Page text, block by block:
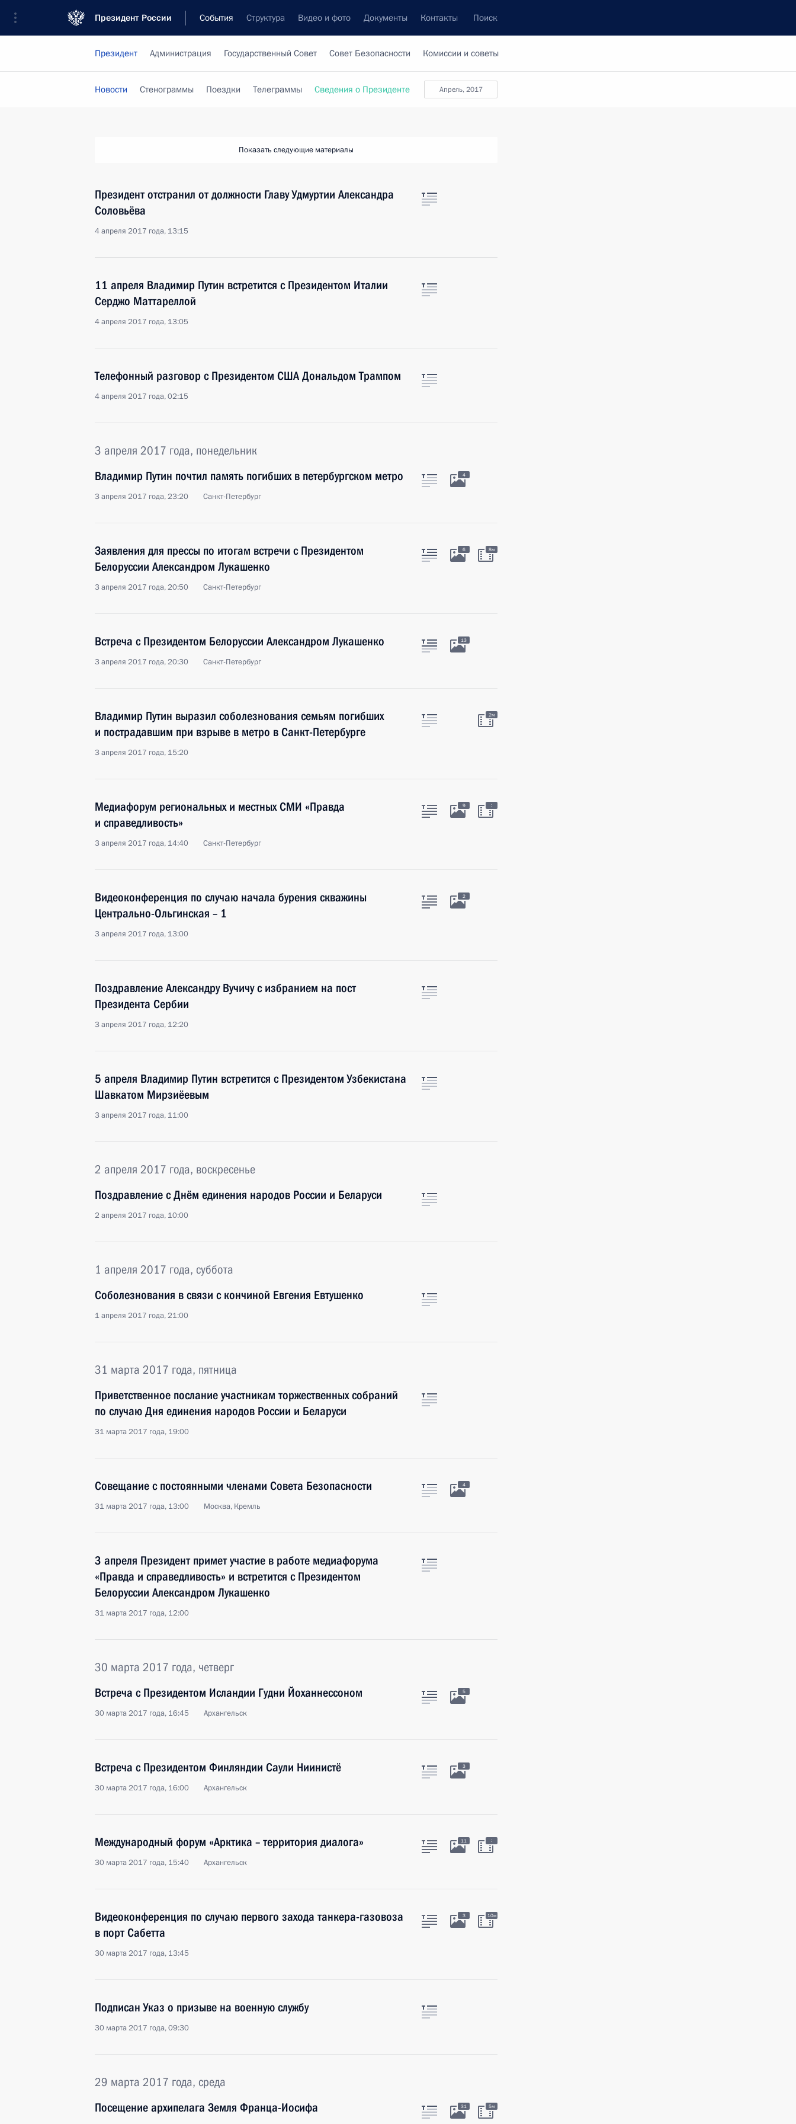
Президент России События Структура Видео и фото Документы Контакты Поиск
Президент Администрация Государственный Совет Совет Безопасности Комиссии и советы
апрель, 2017
Новости Стенограммы Поездки Телеграммы Сведения о Президенте
Показать следующие материалы
Президент отстранил от должности Главу Удмуртии Александра
Соловьёва
4 апреля 2017 года, 13:15
11 апреля Владимир Путин встретится с Президентом Италии
Серджо Маттареллой
4 апреля 2017 года, 13:05
Телефонный разговор с Президентом США Дональдом Трампом
4 апреля 2017 года, 02:15
3 апреля 2017 года, понедельник
Владимир Путин почтил память погибших в петербургском метро
3 апреля 2017 года, 23:20 Санкт-Петербург
4
Заявления для прессы по итогам встречи с Президентом
Белоруссии Александром Лукашенко
3 апреля 2017 года, 20:50 Санкт-Петербург
6 8м
Встреча с Президентом Белоруссии Александром Лукашенко
3 апреля 2017 года, 20:30 Санкт-Петербург
13
Владимир Путин выразил соболезнования семьям погибших
и пострадавшим при взрыве в метро в Санкт-Петербурге
3 апреля 2017 года, 15:20
2м
Медиафорум региональных и местных СМИ «Правда
и справедливость»
3 апреля 2017 года, 14:40 Санкт-Петербург
9 :
Видеоконференция по случаю начала бурения скважины
Центрально-Ольгинская – 1
3 апреля 2017 года, 13:00
2
Поздравление Александру Вучичу с избранием на пост
Президента Сербии
3 апреля 2017 года, 12:20
5 апреля Владимир Путин встретится с Президентом Узбекистана
Шавкатом Мирзиёевым
3 апреля 2017 года, 11:00
2 апреля 2017 года, воскресенье
Поздравление с Днём единения народов России и Беларуси
2 апреля 2017 года, 10:00
1 апреля 2017 года, суббота
Соболезнования в связи с кончиной Евгения Евтушенко
1 апреля 2017 года, 21:00
31 марта 2017 года, пятница
Приветственное послание участникам торжественных собраний
по случаю Дня единения народов России и Беларуси
31 марта 2017 года, 19:00
Совещание с постоянными членами Совета Безопасности
31 марта 2017 года, 13:00 Москва, Кремль
4
3 апреля Президент примет участие в работе медиафорума
«Правда и справедливость» и встретится с Президентом
Белоруссии Александром Лукашенко
31 марта 2017 года, 12:00
30 марта 2017 года, четверг
Встреча с Президентом Исландии Гудни Йоханнессоном
30 марта 2017 года, 16:45 Архангельск
5
Встреча с Президентом Финляндии Саули Ниинистё
30 марта 2017 года, 16:00 Архангельск
3
Международный форум «Арктика – территория диалога»
30 марта 2017 года, 15:40 Архангельск
11 :
Видеоконференция по случаю первого захода танкера-газовоза
в порт Сабетта
30 марта 2017 года, 13:45
3 10м
Подписан Указ о призыве на военную службу
30 марта 2017 года, 09:30
29 марта 2017 года, среда
Посещение архипелага Земля Франца-Иосифа
31 5м